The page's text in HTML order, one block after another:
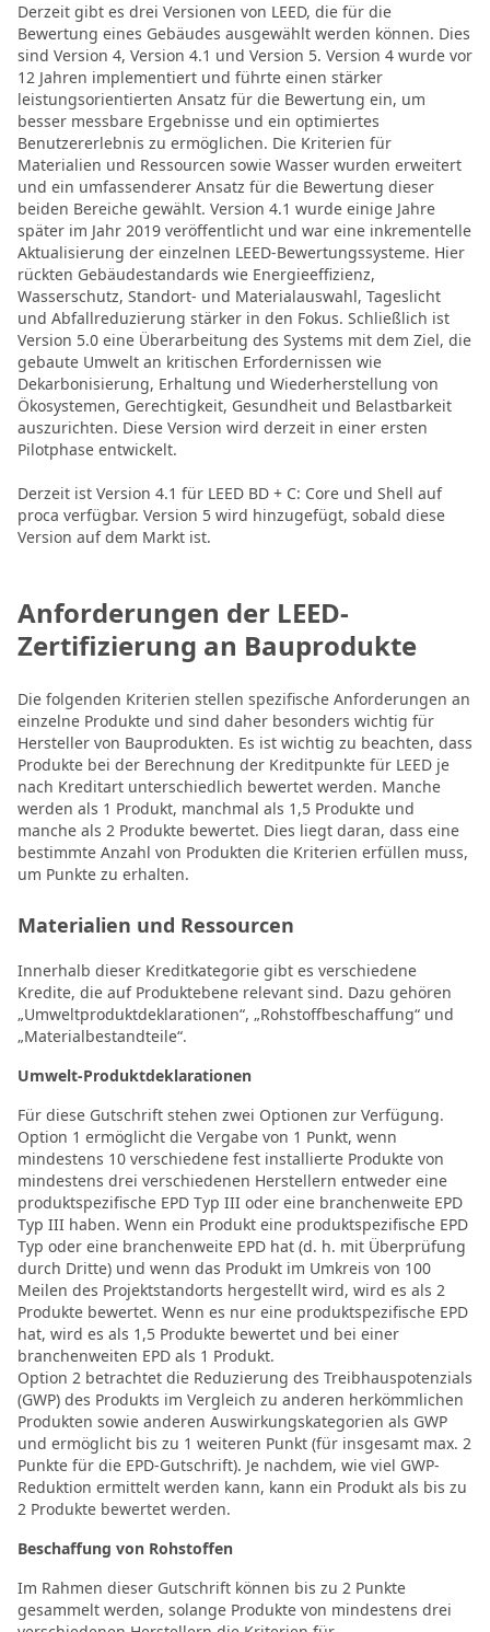
Derzeit gibt es drei Versionen von LEED, die für die
Bewertung eines Gebäudes ausgewählt werden können. Dies
sind Version 4, Version 4.1 und Version 5. Version 4 wurde vor
12 Jahren implementiert und führte einen stärker
leistungsorientierten Ansatz für die Bewertung ein, um
besser messbare Ergebnisse und ein optimiertes
Benutzererlebnis zu ermöglichen. Die Kriterien für
Materialien und Ressourcen sowie Wasser wurden erweitert
und ein umfassenderer Ansatz für die Bewertung dieser
beiden Bereiche gewählt. Version 4.1 wurde einige Jahre
später im Jahr 2019 veröffentlicht und war eine inkrementelle
Aktualisierung der einzelnen LEED-Bewertungssysteme. Hier
rückten Gebäudestandards wie Energieeffizienz,
Wasserschutz, Standort- und Materialauswahl, Tageslicht
und Abfallreduzierung stärker in den Fokus. Schließlich ist
Version 5.0 eine Überarbeitung des Systems mit dem Ziel, die
gebaute Umwelt an kritischen Erfordernissen wie
Dekarbonisierung, Erhaltung und Wiederherstellung von
Ökosystemen, Gerechtigkeit, Gesundheit und Belastbarkeit
auszurichten. Diese Version wird derzeit in einer ersten
Pilotphase entwickelt.
Derzeit ist Version 4.1 für LEED BD + C: Core und Shell auf
proca verfügbar. Version 5 wird hinzugefügt, sobald diese
Version auf dem Markt ist.
Anforderungen der LEED-
Zertifizierung an Bauprodukte
Die folgenden Kriterien stellen spezifische Anforderungen an
einzelne Produkte und sind daher besonders wichtig für
Hersteller von Bauprodukten. Es ist wichtig zu beachten, dass
Produkte bei der Berechnung der Kreditpunkte für LEED je
nach Kreditart unterschiedlich bewertet werden. Manche
werden als 1 Produkt, manchmal als 1,5 Produkte und
manche als 2 Produkte bewertet. Dies liegt daran, dass eine
bestimmte Anzahl von Produkten die Kriterien erfüllen muss,
um Punkte zu erhalten.
Materialien und Ressourcen
Innerhalb dieser Kreditkategorie gibt es verschiedene
Kredite, die auf Produktebene relevant sind. Dazu gehören
„Umweltproduktdeklarationen“, „Rohstoffbeschaffung“ und
„Materialbestandteile“.
Umwelt-Produktdeklarationen
Für diese Gutschrift stehen zwei Optionen zur Verfügung.
Option 1 ermöglicht die Vergabe von 1 Punkt, wenn
mindestens 10 verschiedene fest installierte Produkte von
mindestens drei verschiedenen Herstellern entweder eine
produktspezifische EPD Typ III oder eine branchenweite EPD
Typ III haben. Wenn ein Produkt eine produktspezifische EPD
Typ oder eine branchenweite EPD hat (d. h. mit Überprüfung
durch Dritte) und wenn das Produkt im Umkreis von 100
Meilen des Projektstandorts hergestellt wird, wird es als 2
Produkte bewertet. Wenn es nur eine produktspezifische EPD
hat, wird es als 1,5 Produkte bewertet und bei einer
branchenweiten EPD als 1 Produkt.
Option 2 betrachtet die Reduzierung des Treibhauspotenzials
(GWP) des Produkts im Vergleich zu anderen herkömmlichen
Produkten sowie anderen Auswirkungskategorien als GWP
und ermöglicht bis zu 1 weiteren Punkt (für insgesamt max. 2
Punkte für die EPD-Gutschrift). Je nachdem, wie viel GWP-
Reduktion ermittelt werden kann, kann ein Produkt als bis zu
2 Produkte bewertet werden.
Beschaffung von Rohstoffen
Im Rahmen dieser Gutschrift können bis zu 2 Punkte
gesammelt werden, solange Produkte von mindestens drei